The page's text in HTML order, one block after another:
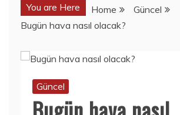
You are Here Home
Güncel
Bugün hava nasıl olacak?
Güncel